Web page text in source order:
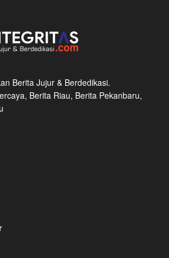
Berita Jujur & Berdedikasi.
Berita Riau, Berita Pekanbaru,